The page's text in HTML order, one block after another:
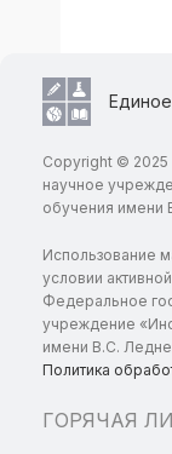
Copyright ©
научное
обучения имени
Использование
условии
Федеральное
учреждение
имени В.С.
Политика
ГОРЯЧАЯ